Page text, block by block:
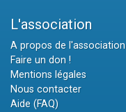
L'association
A propos de l'association
Faire un don !
Mentions légales
Nous contacter
Aide (FAQ)